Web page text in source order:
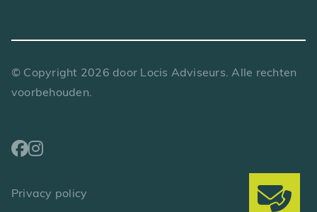
© Copyright 2026 door Locis Adviseurs. Alle rechten
voorbehouden.
Privacy policy